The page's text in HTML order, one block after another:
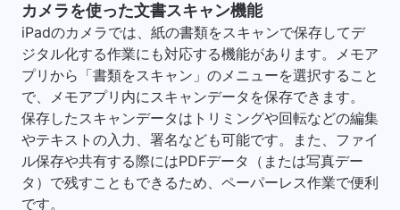
カメラを使った文書スキャン機能
iPadのカメラでは、紙の書類をスキャンで保存してデ
ジタル化する作業にも対応する機能があります。メモア
プリから「書類をスキャン」のメニューを選択すること
で、メモアプリ内にスキャンデータを保存できます。
保存したスキャンデータはトリミングや回転などの編集
やテキストの入力、署名なども可能です。また、ファイ
ル保存や共有する際にはPDFデータ（または写真デー
タ）で残すこともできるため、ペーパーレス作業で便利
です。